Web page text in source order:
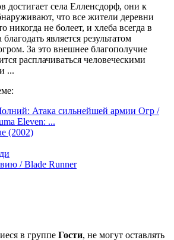
достигает села Елленсдорф, они к
что все жители деревни
никогда не болеет, и хлеба всегда в
является результатом
За это внешнее благополучие
расплачиваться человеческими
...
Атака сильнейшей армии Огр /
Eleven: ...
(2002)
/ Blade Runner
в группе Гости, не могут оставлять